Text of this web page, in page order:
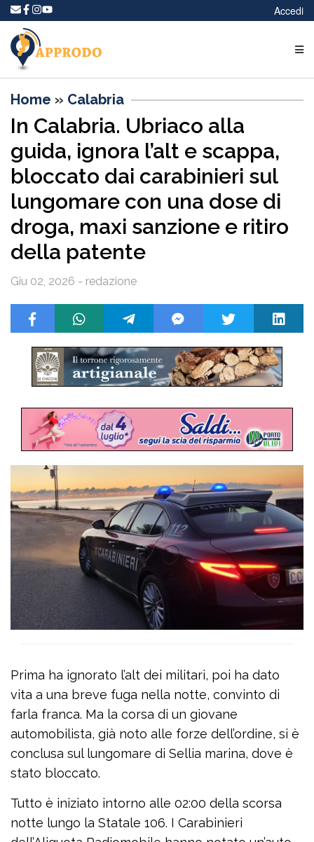
Accedi
Home » Calabria
In Calabria. Ubriaco alla
guida, ignora l’alt e scappa,
bloccato dai carabinieri sul
lungomare con una dose di
droga, maxi sanzione e ritiro
della patente
Giu 02, 2026 - redazione
Prima ha ignorato l’alt dei militari, poi ha dato
vita a una breve fuga nella notte, convinto di
farla franca. Ma la corsa di un giovane
automobilista, già noto alle forze dell’ordine, si è
conclusa sul lungomare di Sellia marina, dove è
stato bloccato.
Tutto è iniziato intorno alle 02:00 della scorsa
notte lungo la Statale 106. I Carabinieri